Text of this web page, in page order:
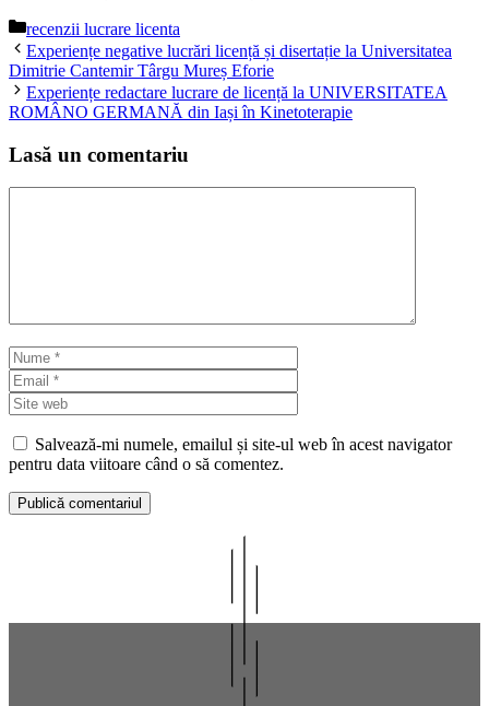
Categorii
recenzii lucrare licenta
Experiențe negative lucrări licență și disertație la Universitatea
Dimitrie Cantemir Târgu Mureș Eforie
Experiențe redactare lucrare de licență la UNIVERSITATEA
ROMÂNO GERMANĂ din Iași în Kinetoterapie
Lasă un comentariu
Nume
web
Salvează-mi numele, emailul și site-ul web în acest navigator
pentru data viitoare când o să comentez.